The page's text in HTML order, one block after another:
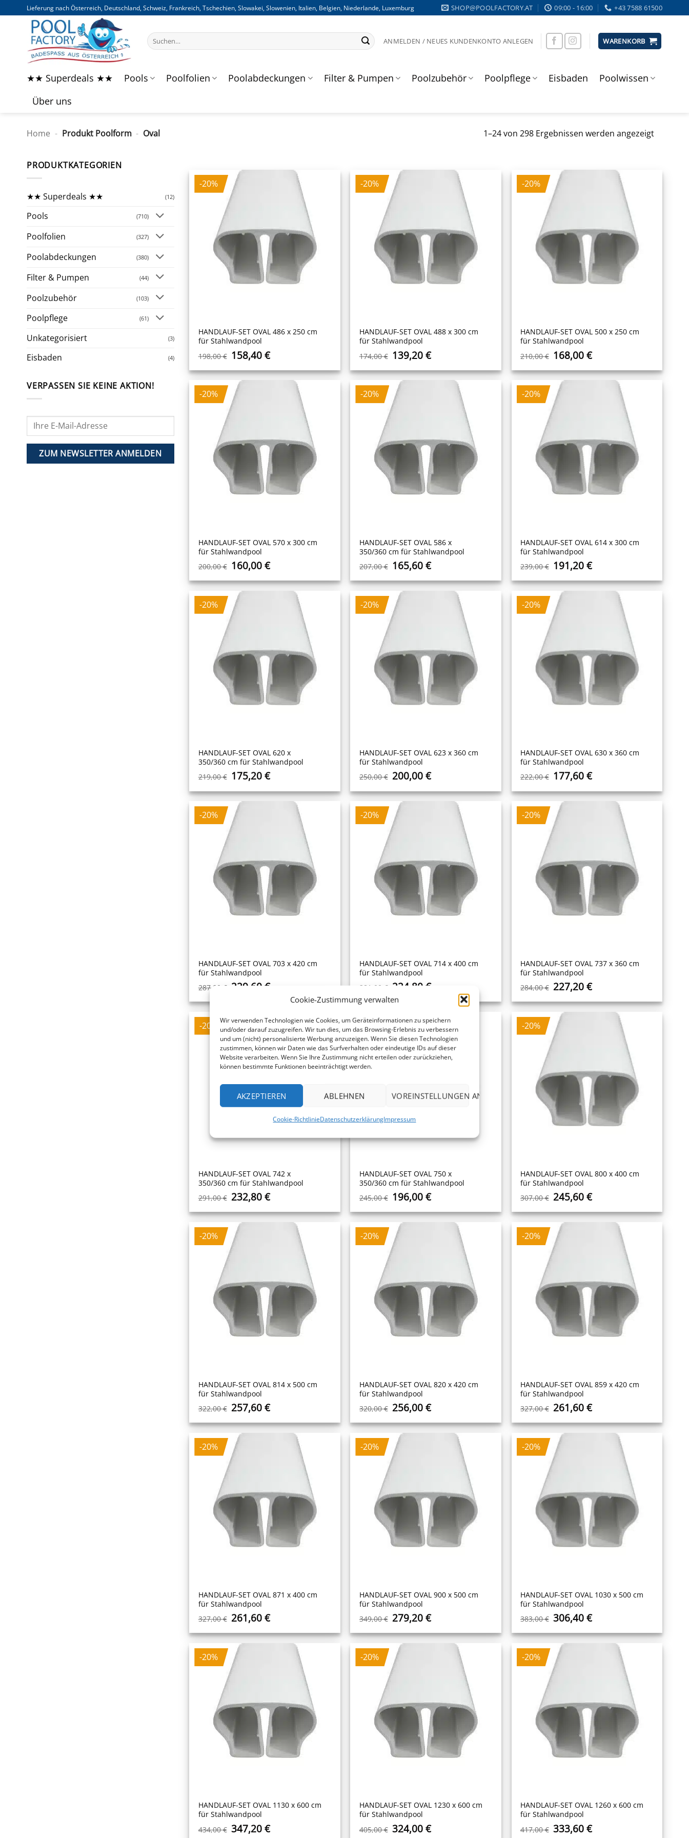
Cookie-Zustimmung verwalten
Wir verwenden Technologien wie Cookies, um Geräteinformationen zu speichern
und/oder darauf zuzugreifen. Wir tun dies, um das Browsing-Erlebnis zu verbessern
und um (nicht) personalisierte Werbung anzuzeigen. Wenn Sie diesen Technologien
zustimmen, können wir Daten wie das Surfverhalten oder eindeutige IDs auf dieser
Website verarbeiten. Wenn Sie Ihre Zustimmung nicht erteilen oder zurückziehen,
können bestimmte Funktionen beeinträchtigt werden.
AKZEPTIEREN ABLEHNEN VOREINSTELLUNGEN ANZEIGEN
Cookie-RichtlinieDatenschutzerklärungImpressum
Inhalt
springen
Lieferung nach Österreich, Deutschland, Schweiz, Frankreich, Tschechien, Slowakei, Slowenien, Italien, Belgien, Niederlande, Luxemburg SHOP@POOLFACTORY.AT 09:00 - 16:00 +43 7588 61500
Suchen
nach:
ANMELDEN / NEUES KUNDENKONTO ANLEGEN WARENKORB
★★ Superdeals ★★ Pools Poolfolien Poolabdeckungen Filter & Pumpen Poolzubehör Poolpflege Eisbaden
Poolwissen
Über uns
Home - Produkt Poolform - Oval 1–24 von 298 Ergebnissen werden angezeigt
PRODUKTKATEGORIEN
★★ Superdeals ★★ (12)
Pools (710)
Poolfolien (327)
Poolabdeckungen (380)
Filter & Pumpen (44)
Poolzubehör (103)
Poolpflege (61)
Unkategorisiert (3)
Eisbaden (4)
VERPASSEN SIE KEINE AKTION!
-20%
HANDLAUF-SET OVAL 486 x 250 cm
für Stahlwandpool
198,00€ Ursprünglicher
Preis
war:
198,00 €
158,40 €Aktueller
ist:
158,40 €.
-20%
HANDLAUF-SET OVAL 488 x 300 cm
für Stahlwandpool
174,00€ Ursprünglicher
Preis
war:
174,00 €
139,20€Aktueller
ist:
139,20 €.
-20%
HANDLAUF-SET OVAL 500 x 250 cm
für Stahlwandpool
210,00€ Ursprünglicher
Preis
war:
210,00 €
168,00€Aktueller
ist:
168,00 €.
-20%
HANDLAUF-SET OVAL 570 x 300 cm
für Stahlwandpool
200,00€ Ursprünglicher
Preis
war:
200,00 €
160,00 €Aktueller
ist:
160,00 €.
-20%
HANDLAUF-SET OVAL 586 x
350/360 cm für Stahlwandpool
207,00€ Ursprünglicher
Preis
war:
207,00 €
165,60€Aktueller
ist:
165,60 €.
-20%
HANDLAUF-SET OVAL 614 x 300 cm
für Stahlwandpool
239,00€ Ursprünglicher
Preis
war:
239,00 €
191,20€Aktueller
ist:
191,20 €.
-20%
HANDLAUF-SET OVAL 620 x
350/360 cm für Stahlwandpool
219,00€ Ursprünglicher
Preis
war:
219,00 €
175,20 €Aktueller
ist:
175,20 €.
-20%
HANDLAUF-SET OVAL 623 x 360 cm
für Stahlwandpool
250,00€ Ursprünglicher
Preis
war:
250,00 €
200,00€Aktueller
ist:
200,00 €.
-20%
HANDLAUF-SET OVAL 630 x 360 cm
für Stahlwandpool
222,00€ Ursprünglicher
Preis
war:
222,00 €
177,60€Aktueller
ist:
177,60 €.
-20%
HANDLAUF-SET OVAL 703 x 420 cm
für Stahlwandpool
287,00 € Ursprünglicher
229,60 €Aktueller
Preis
-20%
HANDLAUF-SET OVAL 714 x 400 cm
für Stahlwandpool
281,00 € Ursprünglicher
Preis
war:
224,80€Aktueller
-20%
HANDLAUF-SET OVAL 737 x 360 cm
für Stahlwandpool
284,00€ Ursprünglicher
Preis
war:
284,00 €
227,20€Aktueller
ist:
227,20 €.
-20%
HANDLAUF-SET OVAL 742 x
350/360 cm für Stahlwandpool
291,00€ Ursprünglicher
Preis
war:
291,00 €
232,80 €Aktueller
ist:
232,80 €.
-20%
HANDLAUF-SET OVAL 750 x
350/360 cm für Stahlwandpool
245,00€ Ursprünglicher
Preis
war:
245,00 €
196,00€Aktueller
ist:
196,00 €.
-20%
HANDLAUF-SET OVAL 800 x 400 cm
für Stahlwandpool
307,00€ Ursprünglicher
Preis
war:
307,00 €
245,60€Aktueller
ist:
245,60 €.
-20%
HANDLAUF-SET OVAL 814 x 500 cm
für Stahlwandpool
322,00€ Ursprünglicher
Preis
war:
322,00 €
257,60 €Aktueller
ist:
257,60 €.
-20%
HANDLAUF-SET OVAL 820 x 420 cm
für Stahlwandpool
320,00€ Ursprünglicher
Preis
war:
320,00 €
256,00€Aktueller
ist:
256,00 €.
-20%
HANDLAUF-SET OVAL 859 x 420 cm
für Stahlwandpool
327,00€ Ursprünglicher
Preis
war:
327,00 €
261,60€Aktueller
ist:
261,60 €.
-20%
HANDLAUF-SET OVAL 871 x 400 cm
für Stahlwandpool
327,00€ Ursprünglicher
Preis
war:
327,00 €
261,60 €Aktueller
ist:
261,60 €.
-20%
HANDLAUF-SET OVAL 900 x 500 cm
für Stahlwandpool
349,00€ Ursprünglicher
Preis
war:
349,00 €
279,20€Aktueller
ist:
279,20 €.
-20%
HANDLAUF-SET OVAL 1030 x 500 cm
für Stahlwandpool
383,00€ Ursprünglicher
Preis
war:
383,00 €
306,40€Aktueller
ist:
306,40 €.
-20%
HANDLAUF-SET OVAL 1130 x 600 cm
für Stahlwandpool
434,00€ Ursprünglicher
347,20 €Aktueller
-20%
HANDLAUF-SET OVAL 1230 x 600 cm
für Stahlwandpool
405,00€ Ursprünglicher
324,00€Aktueller
-20%
HANDLAUF-SET OVAL 1260 x 600 cm
für Stahlwandpool
417,00€ Ursprünglicher
333,60€Aktueller